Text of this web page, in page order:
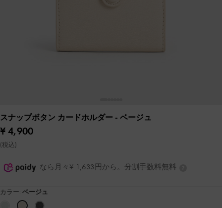
スナップボタン カードホルダー - ベージュ
¥ 4,900
(税込)
なら月々¥ 1,633円から。分割手数料無料
カラー: ベージュ